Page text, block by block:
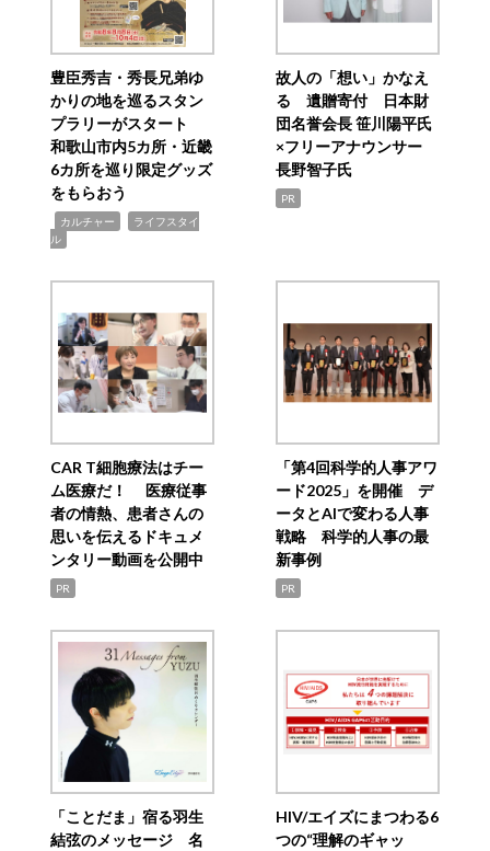
豊臣秀吉・秀長兄弟ゆ
かりの地を巡るスタン
プラリーがスタート
和歌山市内5カ所・近畿
6カ所を巡り限定グッズ
をもらおう
カルチャー
ライフスタイ
ル
故人の「想い」かなえ
る 遺贈寄付 日本財
団名誉会長 笹川陽平氏
×フリーアナウンサー
長野智子氏
PR
CAR T細胞療法はチー
ム医療だ！ 医療従事
者の情熱、患者さんの
思いを伝えるドキュメ
ンタリー動画を公開中
PR
「第4回科学的人事アワ
ード2025」を開催 デ
ータとAIで変わる人事
戦略 科学的人事の最
新事例
PR
「ことだま」宿る羽生
結弦のメッセージ 名
HIV/エイズにまつわる6
つの“理解のギャッ